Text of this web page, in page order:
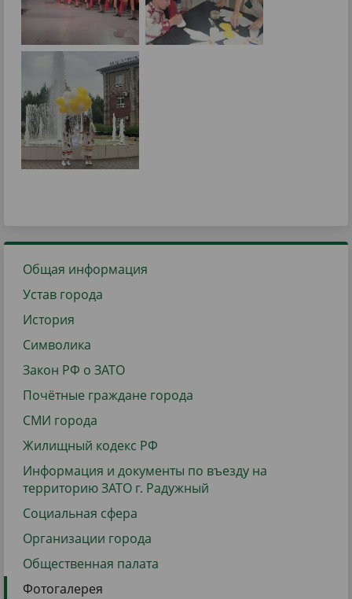
Общая информация
Устав города
История
Символика
Закон РФ о ЗАТО
Почётные граждане города
СМИ города
Жилищный кодекс РФ
Информация и документы по въезду на
территорию ЗАТО г. Радужный
Социальная сфера
Организации города
Общественная палата
Фотогалерея